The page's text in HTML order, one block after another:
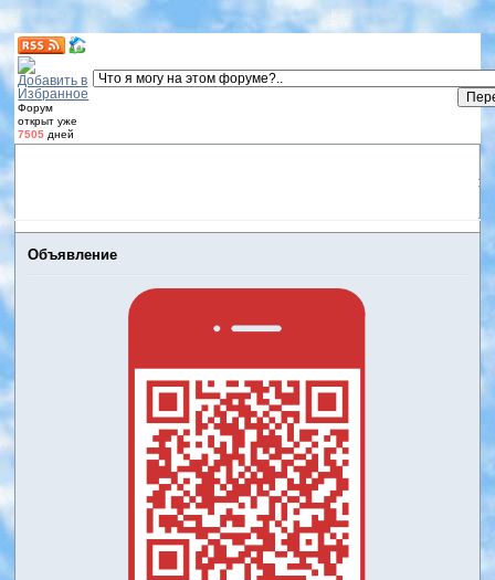
Форум
открыт уже
7505 дней
Объявление